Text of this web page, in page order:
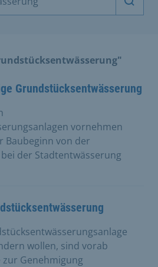
Grundstücksentwässerung
vornehmen
Baubeginn von der
der Stadtentwässerung
wollen, sind vorab
Genehmigung